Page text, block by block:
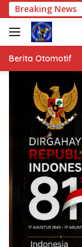
Langsung
ke
konten
Breaking News
XII ke Jakarta.
Berita Otomotif